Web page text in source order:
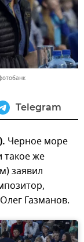
Telegram
Черное море
такое же
заявил
Газманов.